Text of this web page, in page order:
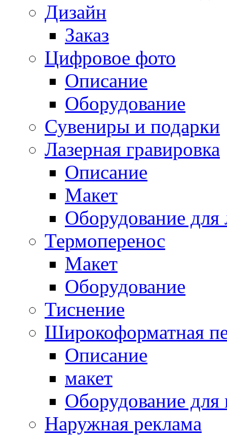
Дизайн
Заказ
Цифровое фото
Описание
Оборудование
Сувениры и подарки
Лазерная гравировка
Описание
Макет
Оборудование для
Термоперенос
Макет
Оборудование
Тиснение
Широкоформатная
Описание
макет
Оборудование
Наружная реклама